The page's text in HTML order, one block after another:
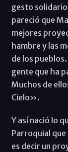
gesto
pareció que
mejores
hambre y las
de los
gente que ha
Muchos de
Cielo».
Y así nació lo
Parroquial
es decir un